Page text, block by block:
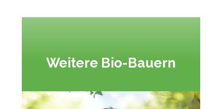
Weitere Bio-Bauern